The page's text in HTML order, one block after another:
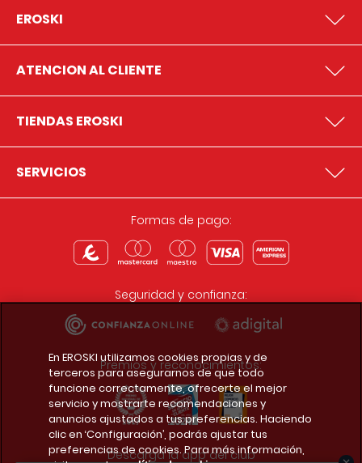
EROSKI
ATENCION AL CLIENTE
TIENDAS EROSKI
SERVICIOS
Formas de pago:
Seguridad y confianza:
Premios y reconocimientos:
Descarga la app del club
En EROSKI utilizamos cookies propias y de
terceros para asegurarnos de que todo
funcione correctamente, ofrecerte el mejor
servicio y mostrarte recomendaciones y
anuncios ajustados a tus preferencias. Haciendo
clic en ‘Configuración’, podrás ajustar tus
preferencias de cookies. Para más información,